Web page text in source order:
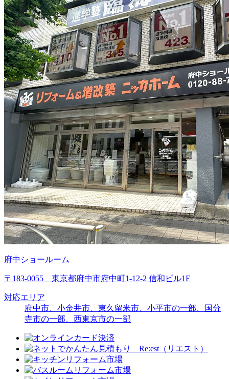
府中ショールーム
〒183-0055 東京都府中市府中町1-12-2 信和ビル1F
対応エリア
府中市、小金井市、東久留米市、 小平市の一部
国分
寺市の一部
西東京市の一部